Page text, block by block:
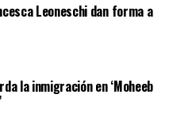
Leoneschi dan forma a
la inmigración en ‘Moheeb